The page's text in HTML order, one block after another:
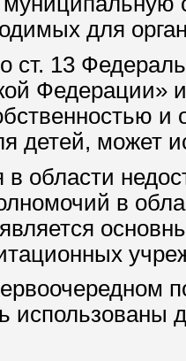
для
ст. 13
Федерации»
детей, может
области
в